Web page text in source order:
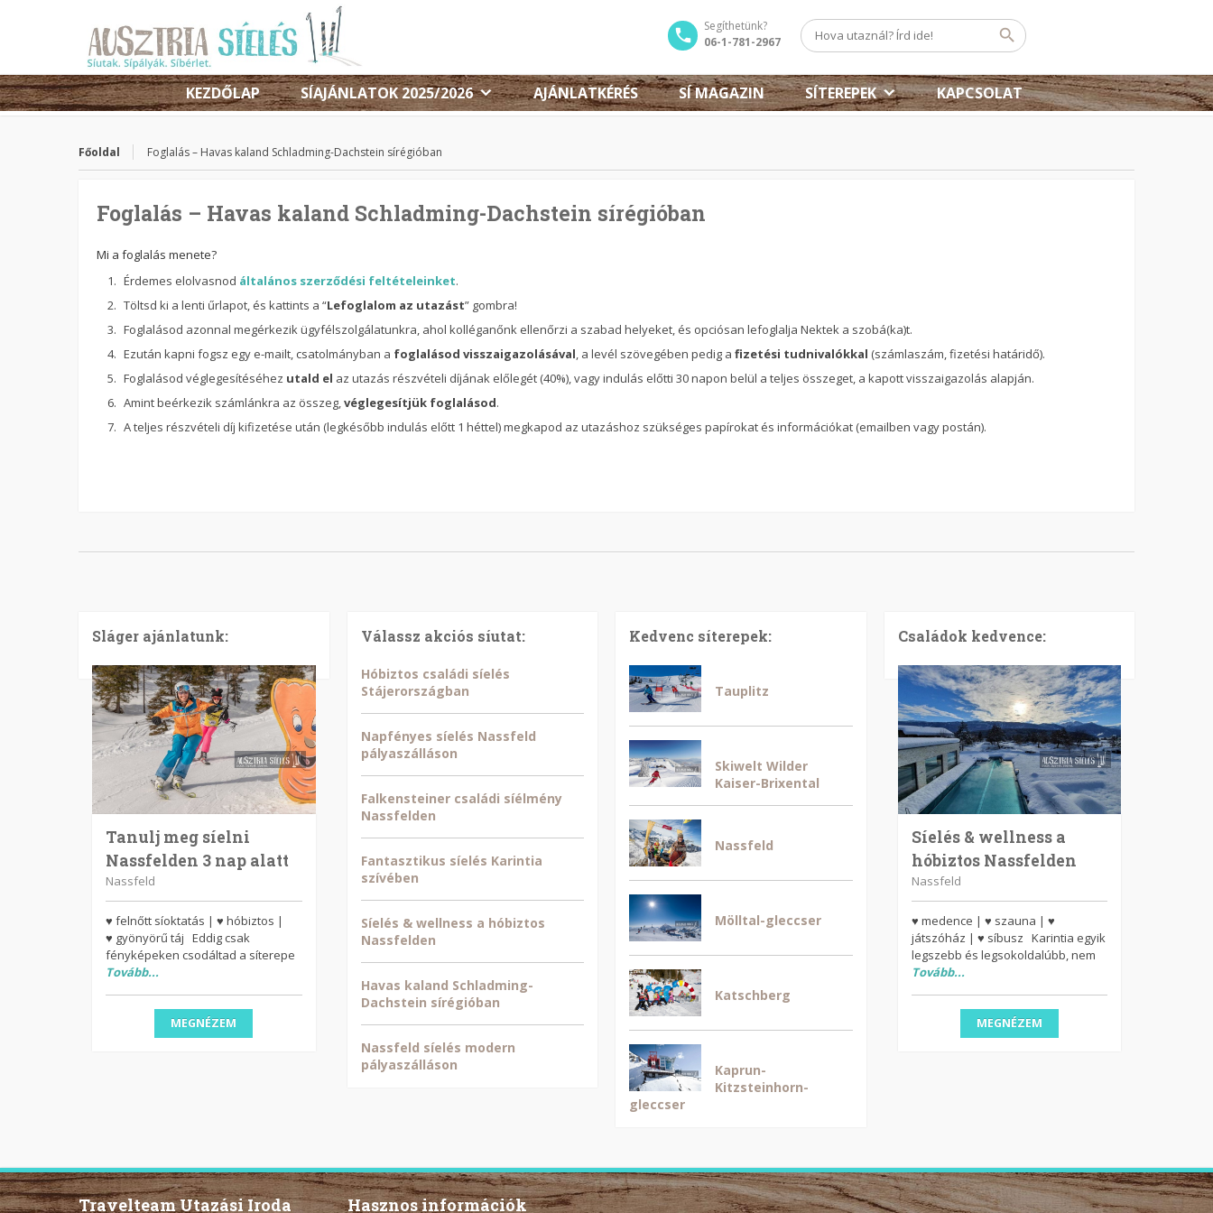
Segíthetünk?
06-1-781-2967
KEZDŐLAP SÍAJÁNLATOK 2025/2026 AJÁNLATKÉRÉS SÍ MAGAZIN SÍTEREPEK KAPCSOLAT
Főoldal Foglalás – Havas kaland Schladming-Dachstein sírégióban
Foglalás – Havas kaland Schladming-Dachstein sírégióban
Mi a foglalás menete?
Érdemes elolvasnod általános szerződési feltételeinket.
Töltsd ki a lenti űrlapot, és kattints a “Lefoglalom az utazást” gombra!
Foglalásod azonnal megérkezik ügyfélszolgálatunkra, ahol kolléganőnk ellenőrzi a szabad helyeket, és opciósan lefoglalja Nektek a szobá(ka)t.
Ezután kapni fogsz egy e-mailt, csatolmányban a foglalásod visszaigazolásával, a levél szövegében pedig a fizetési tudnivalókkal (számlaszám, fizetési határidő).
Foglalásod véglegesítéséhez utald el az utazás részvételi díjának előlegét (40%), vagy indulás előtti 30 napon belül a teljes összeget, a kapott visszaigazolás alapján.
Amint beérkezik számlánkra az összeg,véglegesítjük foglalásod.
A teljes részvételi díj kifizetése után (legkésőbb indulás előtt 1 héttel) megkapod az utazáshoz szükséges papírokat és információkat (emailben vagy postán).
Sláger ajánlatunk:
Tanulj meg síelni
Nassfelden 3 nap alatt
Nassfeld
♥ felnőtt síoktatás | ♥ hóbiztos |
♥ gyönyörű táj Eddig csak
fényképeken csodáltad a síterepe
Tovább...
MEGNÉZEM
Válassz akciós síutat:
Hóbiztos családi síelés
Stájerországban
Napfényes síelés Nassfeld
pályaszálláson
Falkensteiner családi síélmény
Nassfelden
Fantasztikus síelés Karintia
szívében
Síelés & wellness a hóbiztos
Nassfelden
Havas kaland Schladming-
Dachstein sírégióban
Nassfeld síelés modern
pályaszálláson
Kedvenc síterepek:
Tauplitz
Skiwelt Wilder
Kaiser-Brixental
Nassfeld
Mölltal-gleccser
Katschberg
Kaprun-
Kitzsteinhorn-
gleccser
Családok kedvence:
Síelés & wellness a
hóbiztos Nassfelden
Nassfeld
♥ medence | ♥ szauna | ♥
játszóház | ♥ síbusz Karintia egyik
legszebb és legsokoldalúbb, nem
Tovább...
MEGNÉZEM
Travelteam Utazási Iroda Hasznos információk